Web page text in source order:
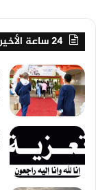
24 ساعة الأخيرة